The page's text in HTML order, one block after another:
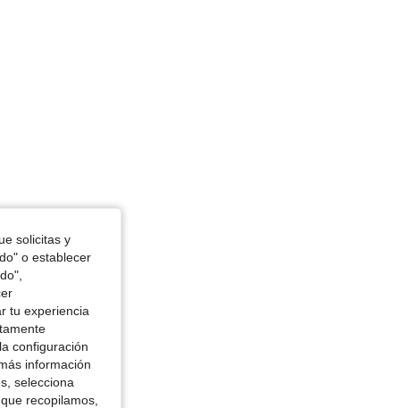
solicitas y
o establecer
tu experiencia
configuración
información
selecciona
recopilamos,